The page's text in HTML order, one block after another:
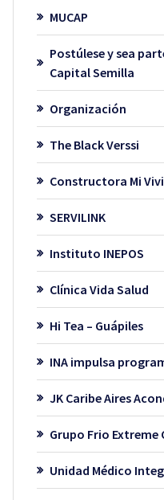
MUCAP
Postúlese y sea
Capital Semilla
Organización
The Black Verssi
Constructora Mi
SERVILINK
Instituto INEPOS
Clínica Vida Salud
Hi Tea – Guápiles
INA impulsa
JK Caribe Aires
Grupo Frio Extreme
Unidad Médico